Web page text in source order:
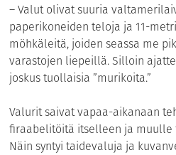
– Valut olivat suuria
paperikoneiden teloja ja 11-
möhkäleitä, joiden seassa me
varastojen liepeillä. Silloin
joskus tuollaisia ”murikoita.”
Valurit saivat vapaa-aikanaan
firaabelitöitä itselleen ja
Näin syntyi taidevaluja ja